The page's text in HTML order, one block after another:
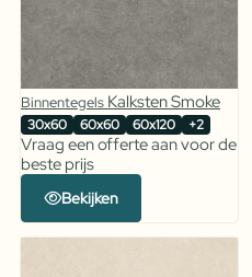
Binnentegels Kalksten Smoke
30x60 60x60 60x120 +2
Vraag een offerte aan voor de
beste prijs
Bekijken